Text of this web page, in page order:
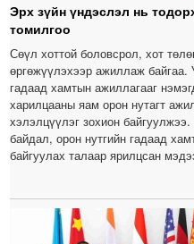
Эрх зүйн үндэслэл нь
томилгоо
Сөүл хоттой боловсрол, хот
өргөжүүлэхээр ажиллаж байгаа.
гадаад хамтын ажиллагааг
харилцааны яам орон нутагт
хэлэлцүүлэг зохион
байдал, орон нутгийн гадаад
байгуулах талаар ярилцсан